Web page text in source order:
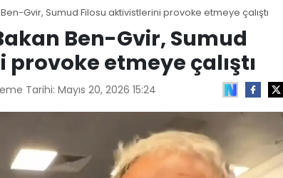
Ben-Gvir, Sumud Filosu aktivistlerini provoke etmeye çalıştı
Ben-Gvir, Sumud
etmeye çalıştı
Tarihi: Mayıs 20, 2026 15:24